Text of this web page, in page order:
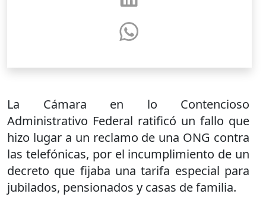
La Cámara en lo Contencioso
Administrativo Federal ratificó un fallo que
hizo lugar a un reclamo de una ONG contra
las telefónicas, por el incumplimiento de un
decreto que fijaba una tarifa especial para
jubilados, pensionados y casas de familia.